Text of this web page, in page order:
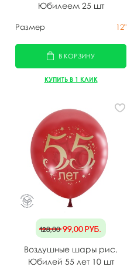
Юбилеем 25 шт
Размер 12"
В КОРЗИНУ
КУПИТЬ В 1 КЛИК
128,0099,00руб.
Воздушные шары рис.
Юбилей 55 лет 10 шт